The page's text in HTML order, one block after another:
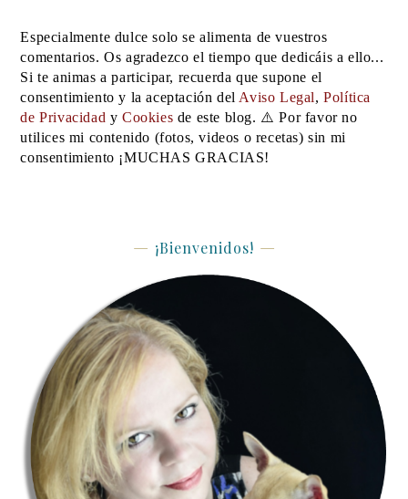
Especialmente dulce solo se alimenta de vuestros
comentarios. Os agradezco el tiempo que dedicáis a ello...
Si te animas a participar, recuerda que supone el
consentimiento y la aceptación del Aviso Legal,Política
de Privacidad yCookies de este blog. ⚠️ Por favor no
utilices mi contenido (fotos, videos o recetas) sin mi
consentimiento ¡MUCHAS GRACIAS!
¡Bienvenidos!